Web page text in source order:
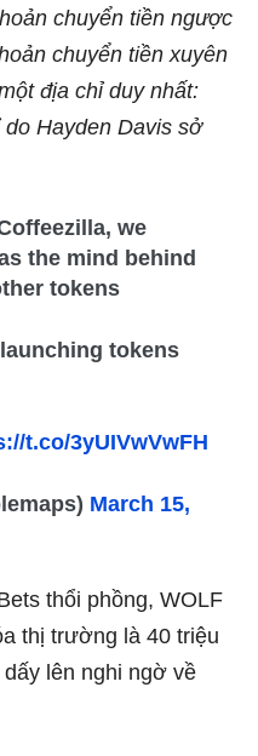
chuyển tiền ngược
chuyển tiền xuyên
địa chỉ duy nhất:
Hayden Davis sở
we
the mind behind
tokens
tokens
t.co/3yUIVwVwFH
March 15,
thổi phồng, WOLF
thị trường là 40 triệu
lên nghi ngờ về